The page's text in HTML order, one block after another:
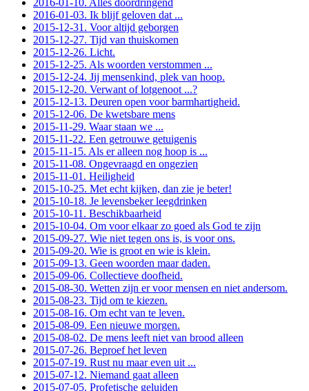
2016-01-10. Alles doordringend
2016-01-03. Ik blijf geloven dat ...
2015-12-31. Voor altijd geborgen
2015-12-27. Tijd van thuiskomen
2015-12-26. Licht.
2015-12-25. Als woorden verstommen ...
2015-12-24. Jij mensenkind, plek van hoop.
2015-12-20. Verwant of lotgenoot ...?
2015-12-13. Deuren open voor barmhartigheid.
2015-12-06. De kwetsbare mens
2015-11-29. Waar staan we ...
2015-11-22. Een getrouwe getuigenis
2015-11-15. Als er alleen nog hoop is ...
2015-11-08. Ongevraagd en ongezien
2015-11-01. Heiligheid
2015-10-25. Met echt kijken, dan zie je beter!
2015-10-18. Je levensbeker leegdrinken
2015-10-11. Beschikbaarheid
2015-10-04. Om voor elkaar zo goed als God te zijn
2015-09-27. Wie niet tegen ons is, is voor ons.
2015-09-20. Wie is groot en wie is klein.
2015-09-13. Geen woorden maar daden.
2015-09-06. Collectieve doofheid.
2015-08-30. Wetten zijn er voor mensen en niet andersom.
2015-08-23. Tijd om te kiezen.
2015-08-16. Om echt van te leven.
2015-08-09. Een nieuwe morgen.
2015-08-02. De mens leeft niet van brood alleen
2015-07-26. Beproef het leven
2015-07-19. Rust nu maar even uit ...
2015-07-12. Niemand gaat alleen
2015-07-05. Profetische geluiden